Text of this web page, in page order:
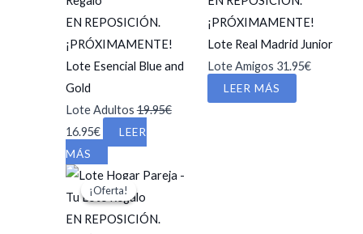
EN REPOSICIÓN.
¡PRÓXIMAMENTE!
Lote Esencial Blue and
Gold
Lote Adultos19.95€
El
precio
original
era:
19.95€.
16.95€El
actual
es:
16.95€.
LEER
MÁS
¡PRÓXIMAMENTE!
Lote Real Madrid Junior
Lote Amigos 31.95€
LEER MÁS
¡Oferta!
EN REPOSICIÓN.
¡Oferta!